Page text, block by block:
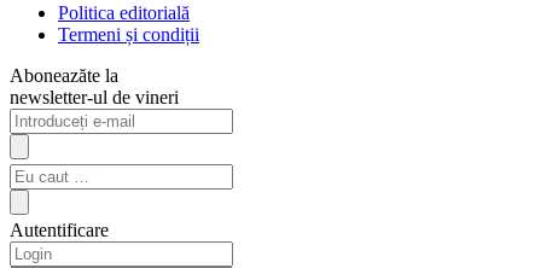
Politica editorială
Termeni și condiții
Aboneazăte la
newsletter-ul de vineri
Autentificare